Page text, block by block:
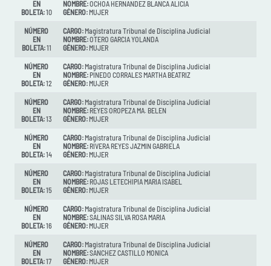
EN
BOLETA:10
NOMBRE:OCHOA HERNANDEZ BLANCA ALICIA
GÉNERO: MUJER
NÚMERO
EN
BOLETA:11
CARGO: Magistratura Tribunal de Disciplina Judicial
NOMBRE:OTERO GARCIA YOLANDA
GÉNERO: MUJER
NÚMERO
EN
BOLETA:12
CARGO: Magistratura Tribunal de Disciplina Judicial
NOMBRE:PINEDO CORRALES MARTHA BEATRIZ
GÉNERO: MUJER
NÚMERO
EN
BOLETA:13
CARGO: Magistratura Tribunal de Disciplina Judicial
NOMBRE: REYES OROPEZA MA. BELEN
GÉNERO: MUJER
NÚMERO
EN
BOLETA:14
CARGO: Magistratura Tribunal de Disciplina Judicial
NOMBRE: RIVERA REYES JAZMIN GABRIELA
GÉNERO: MUJER
NÚMERO
EN
BOLETA:15
CARGO: Magistratura Tribunal de Disciplina Judicial
NOMBRE: ROJAS LETECHIPIA MARIA ISABEL
GÉNERO: MUJER
NÚMERO
EN
BOLETA:16
CARGO: Magistratura Tribunal de Disciplina Judicial
NOMBRE:SALINAS SILVA ROSA MARIA
GÉNERO: MUJER
NÚMERO
EN
BOLETA:17
CARGO: Magistratura Tribunal de Disciplina Judicial
NOMBRE:SANCHEZ CASTILLO MONICA
GÉNERO: MUJER